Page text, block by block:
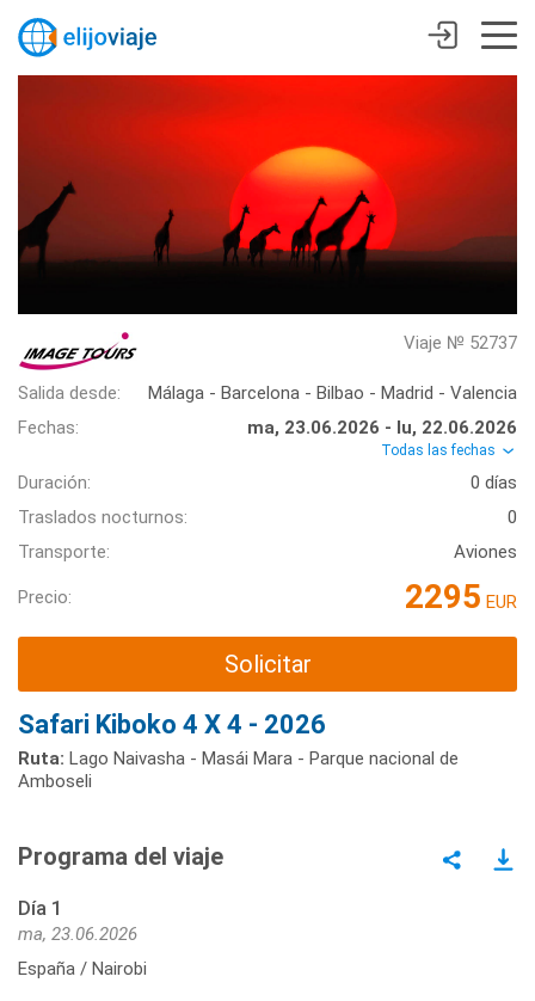
Viaje № 52737
Salida desde:
Málaga - Barcelona - Bilbao - Madrid - Valencia
Fechas:
ma, 23.06.2026 - lu, 22.06.2026
Todas las fechas
Duración:
0 días
Traslados nocturnos:
0
Transporte:
Aviones
Precio: 2295 EUR
Solicitar
Safari Kiboko 4 X 4 - 2026
Ruta: Lago Naivasha - Masái Mara - Parque nacional de
Amboseli
Programa del viaje
Día 1
ma, 23.06.2026
España / Nairobi